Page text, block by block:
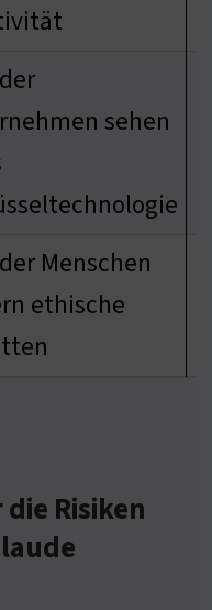
sehen
Menschen
ethische
Risiken